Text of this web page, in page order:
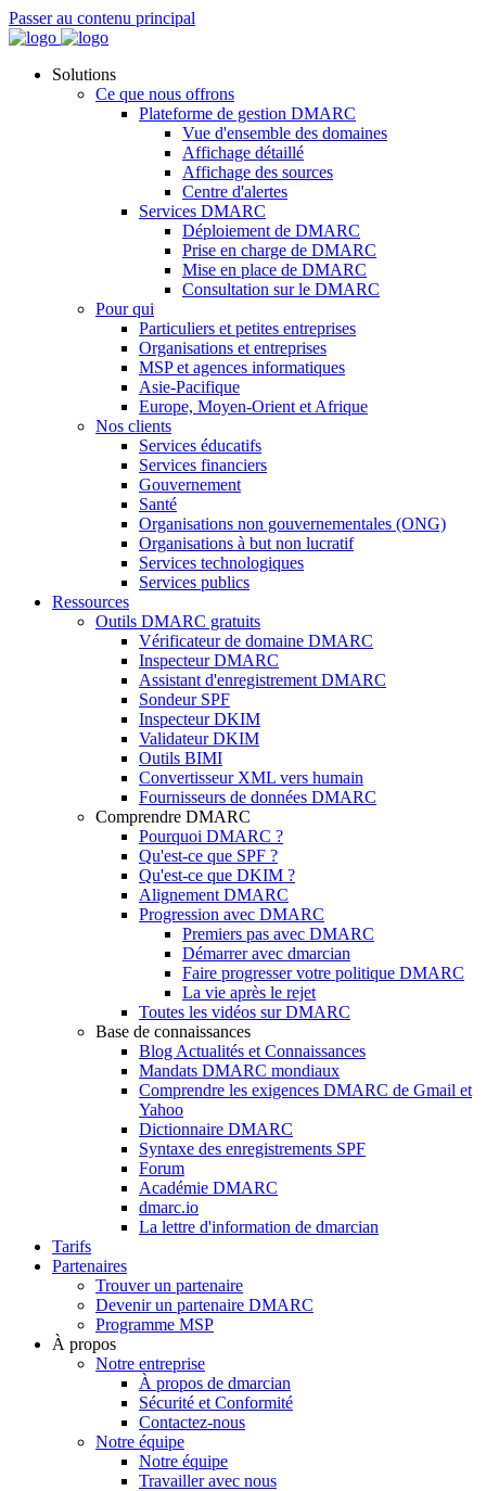
Passer au contenu principal
Solutions
Ce que nous offrons
Plateforme de gestion DMARC
Vue d'ensemble des domaines
Affichage détaillé
Affichage des sources
Centre d'alertes
Services DMARC
Déploiement de DMARC
Prise en charge de DMARC
Mise en place de DMARC
Consultation sur le DMARC
Pour qui
Particuliers et petites entreprises
Organisations et entreprises
MSP et agences informatiques
Asie-Pacifique
Europe, Moyen-Orient et Afrique
Nos clients
Services éducatifs
Services financiers
Gouvernement
Santé
Organisations non gouvernementales (ONG)
Organisations à but non lucratif
Services technologiques
Services publics
Ressources
Outils DMARC gratuits
Vérificateur de domaine DMARC
Inspecteur DMARC
Assistant d'enregistrement DMARC
Sondeur SPF
Inspecteur DKIM
Validateur DKIM
Outils BIMI
Convertisseur XML vers humain
Fournisseurs de données DMARC
Comprendre DMARC
Pourquoi DMARC ?
Qu'est-ce que SPF ?
Qu'est-ce que DKIM ?
Alignement DMARC
Progression avec DMARC
Premiers pas avec DMARC
Démarrer avec dmarcian
Faire progresser votre politique DMARC
La vie après le rejet
Toutes les vidéos sur DMARC
Base de connaissances
Blog Actualités et Connaissances
Mandats DMARC mondiaux
Comprendre les exigences DMARC de Gmail et
Yahoo
Dictionnaire DMARC
Syntaxe des enregistrements SPF
Forum
Académie DMARC
dmarc.io
La lettre d'information de dmarcian
Tarifs
Partenaires
Trouver un partenaire
Devenir un partenaire DMARC
Programme MSP
À propos
Notre entreprise
À propos de dmarcian
Sécurité et Conformité
Contactez-nous
Notre équipe
Notre équipe
Travailler avec nous